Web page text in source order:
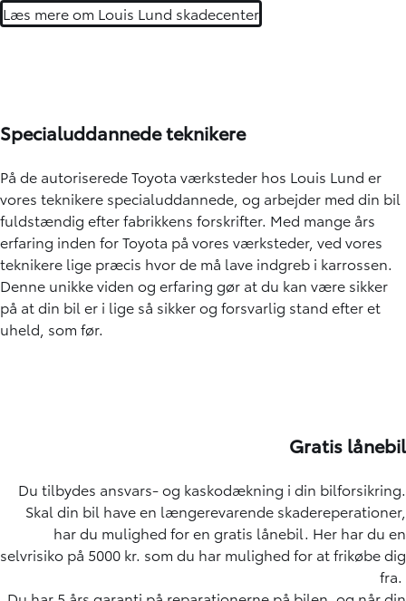
Læs mere om Louis Lund skadecenter
Specialuddannede teknikere
På de autoriserede Toyota værksteder hos Louis Lund er
vores teknikere specialuddannede, og arbejder med din bil
fuldstændig efter fabrikkens forskrifter. Med mange års
erfaring inden for Toyota på vores værksteder, ved vores
teknikere lige præcis hvor de må lave indgreb i karrossen.
Denne unikke viden og erfaring gør at du kan være sikker
på at din bil er i lige så sikker og forsvarlig stand efter et
uheld, som før.
Gratis lånebil
Du tilbydes ansvars- og kaskodækning i din bilforsikring.
Skal din bil have en længerevarende skadereperationer,
har du mulighed for en gratis lånebil. Her har du en
selvrisiko på 5000 kr. som du har mulighed for at frikøbe dig
fra.